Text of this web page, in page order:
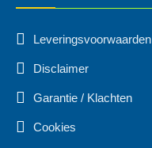
Leveringsvoorwaarden
Disclaimer
Garantie / Klachten
Cookies